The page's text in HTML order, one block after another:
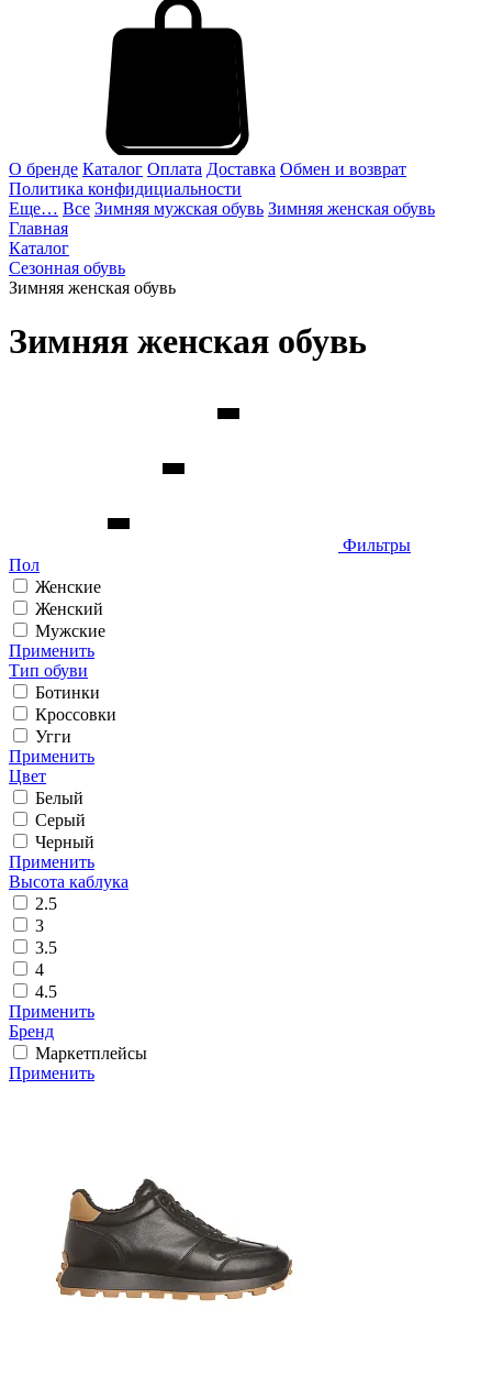
О бренде Каталог Оплата Доставка Обмен и возврат
Политика конфидициальности
Еще… Все Зимняя мужская обувь Зимняя женская обувь
Главная
Каталог
Сезонная обувь
Зимняя женская обувь
Зимняя женская обувь
Фильтры
Пол
Женские
Женский
Мужские
Применить
Тип обуви
Ботинки
Кроссовки
Угги
Применить
Цвет
Белый
Серый
Черный
Применить
Высота каблука
2.5
3
3.5
4
4.5
Применить
Бренд
Маркетплейсы
Применить